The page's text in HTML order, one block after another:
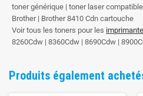
toner générique | toner laser
Brother | Brother 8410 Cdn cartouche
Voir tous les toners pour les
8260Cdw | 8360Cdw | 8690Cdw |
Produits également